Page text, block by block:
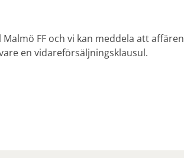
FF och vi kan meddela att affären
en vidareförsäljningsklausul.